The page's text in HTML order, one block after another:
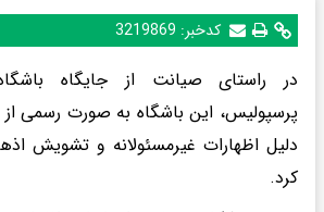
کدخبر: 3219869
در راستای صیانت از جایگاه
پرسپولیس، این باشگاه به صورت رسمی
دلیل اظهارات غیرمسئولانه و تشویش
کرد.